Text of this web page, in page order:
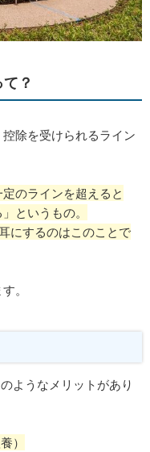
？
除を受けられるライン
のラインを超えると
というもの。
にするのはこのことで
。
ようなメリットがあり
）